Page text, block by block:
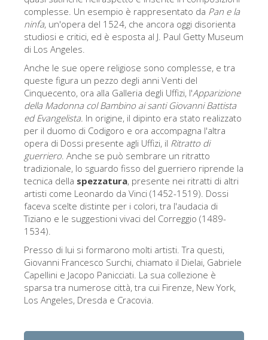
complesse. Un esempio è rappresentato da Pan e la
ninfa, un'opera del 1524, che ancora oggi disorienta
studiosi e critici, ed è esposta al J. Paul Getty Museum
di Los Angeles.
Anche le sue opere religiose sono complesse, e tra
queste figura un pezzo degli anni Venti del
Cinquecento, ora alla Galleria degli Uffizi, l'Apparizione
della Madonna col Bambino ai santi Giovanni Battista
ed Evangelista. In origine, il dipinto era stato realizzato
per il duomo di Codigoro e ora accompagna l'altra
opera di Dossi presente agli Uffizi, il Ritratto di
guerriero. Anche se può sembrare un ritratto
tradizionale, lo sguardo fisso del guerriero riprende la
tecnica della spezzatura, presente nei ritratti di altri
artisti come Leonardo da Vinci (1452-1519). Dossi
faceva scelte distinte per i colori, tra l'audacia di
Tiziano e le suggestioni vivaci del Correggio (1489-
1534).
Presso di lui si formarono molti artisti. Tra questi,
Giovanni Francesco Surchi, chiamato il Dielai, Gabriele
Capellini e Jacopo Panicciati. La sua collezione è
sparsa tra numerose città, tra cui Firenze, New York,
Los Angeles, Dresda e Cracovia.